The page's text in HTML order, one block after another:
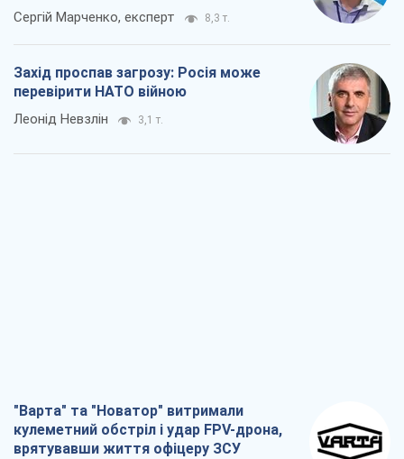
Сергій Марченко, експерт 8,3 т.
Захід проспав загрозу: Росія може
перевірити НАТО війною
Леонід Невзлін 3,1 т.
"Варта" та "Новатор" витримали
кулеметний обстріл і удар FPV-дрона,
врятувавши життя офіцеру ЗСУ